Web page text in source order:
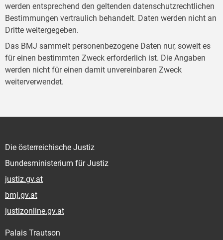
werden entsprechend den geltenden datenschutzrechtlichen
Bestimmungen vertraulich behandelt. Daten werden nicht an
Dritte weitergegeben.
Das BMJ sammelt personenbezogene Daten nur, soweit es
für einen bestimmten Zweck erforderlich ist. Die Angaben
werden nicht für einen damit unvereinbaren Zweck
weiterverwendet.
Die österreichische Justiz
Bundesministerium für Justiz
justiz.gv.at
bmj.gv.at
justizonline.gv.at
Palais Trautson